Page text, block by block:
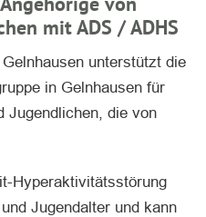
mit ADS / ADHS
unterstützt die
in Gelnhausen für
Jugendlichen, die von
Hyperaktivitätsstörung
Jugendalter und kann